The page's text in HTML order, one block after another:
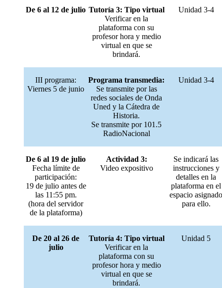
De 6 al 12 de julio Tutoría 3: Tipo virtual
Verificar en la
plataforma con su
profesor hora y medio
virtual en que se
brindará.
Unidad 3-4
III programa:
Viernes 5 de junio
Programa transmedia:
Se transmite por las
redes sociales de Onda
Uned y la Cátedra de
Historia.
Se transmite por 101.5
RadioNacional
Unidad 3-4
De 6 al 19 de julio
Fecha límite de
participación:
19 de julio antes de
las 11:55 pm.
(hora del servidor
de la plataforma)
Actividad 3:
Video expositivo
Se indicará las
instrucciones y
detalles en la
plataforma en el
espacio asignado
para ello.
De 20 al 26 de
julio
Tutoría 4: Tipo virtual
Verificar en la
plataforma con su
profesor hora y medio
virtual en que se
brindará.
Unidad 5